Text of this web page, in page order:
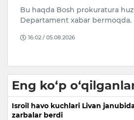
Bu haqda Bosh prokuratura
Departament xabar bermoqda.
16:02 / 05.08.2026
Eng ko‘p
Isroil havo kuchlari Livan
zarbalar berdi